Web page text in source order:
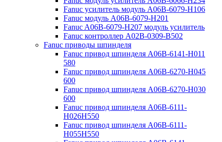
Fanuc усилитель модуль A06B-6079-H106
Fanuc модуль A06B-6079-H201
Fanuc A06B-6079-H207 модуль усилитель
Fanuc контроллер A02B-0309-B502
Fanuc приводы шпинделя
Fanuc привод шпинделя A06B-6141-H011
580
Fanuc привод шпинделя A06B-6270-H045
600
Fanuc привод шпинделя A06B-6270-H030
600
Fanuc привод шпинделя A06B-6111-
H026H550
Fanuc привод шпинделя A06B-6111-
H055H550